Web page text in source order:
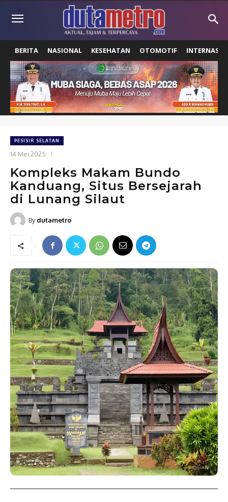
BERITA NASIONAL KESEHATAN OTOMOTIF
PESISIR SELATAN
14 Mei 2025
Kompleks Makam Bundo
Kanduang, Situs Bersejarah
di Lunang Silaut
By dutametro